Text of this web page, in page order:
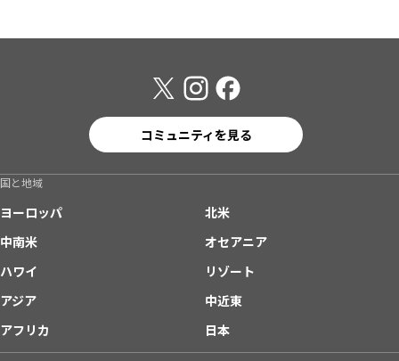
コミュニティを見る
国と地域
ヨーロッパ
北米
中南米
オセアニア
ハワイ
リゾート
アジア
中近東
アフリカ
日本